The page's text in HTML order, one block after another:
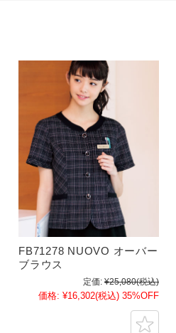
FB71278 NUOVO オーバー
ブラウス
定価: ¥25,080(税込)
価格: ¥16,302(税込) 35%OFF